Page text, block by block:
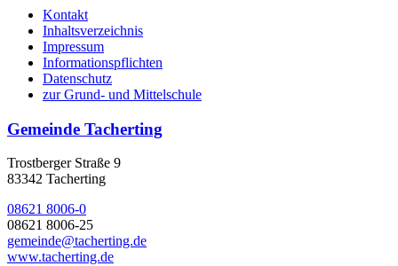
Kontakt
Inhaltsverzeichnis
Impressum
Informationspflichten
Datenschutz
zur Grund- und Mittelschule
Gemeinde Tacherting
Trostberger Straße 9
83342 Tacherting
08621 8006-0
08621 8006-25
gemeinde@tacherting.de
www.tacherting.de